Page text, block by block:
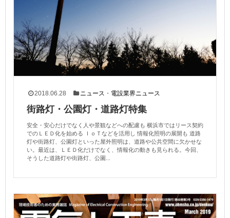
2018.06.28 ニュース ・ 電設業界ニュース
街路灯・公園灯・道路灯特集
安全・安心だけでなく人や景観などへの配慮も 横浜市ではリース契約
でのＬＥＤ化を始める ＩｏＴなどを活用し 情報化照明の展開も 道路
灯や街路灯、公園灯といった屋外照明は、道路や公共空間に欠かせな
い。最近は、ＬＥＤ化だけでなく、情報化の動きも見られる。今回、
そうした道路灯や街路灯、公園...